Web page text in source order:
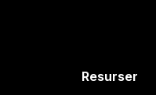
Resurser